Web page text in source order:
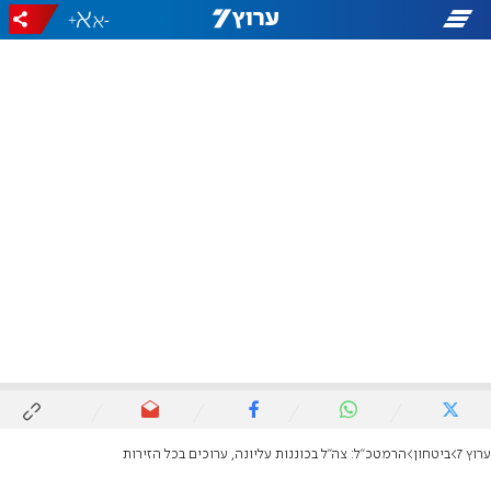
-
+
ערוץ 7 ביטחון הרמטכ"ל: צה"ל בכוננות עליונה, ערוכים בכל הזירות